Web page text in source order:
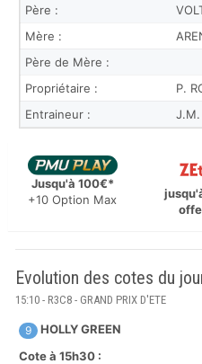
Père :
Mère :
Père de Mère :
Propriétaire :
P.
Entraineur :
J.M.
Jusqu'à 100€*
+10 Option Max
Evolution des cotes du
15:10 - R3C8 - GRAND PRIX D'ETE
9
HOLLY GREEN
Cote à 15h30 :